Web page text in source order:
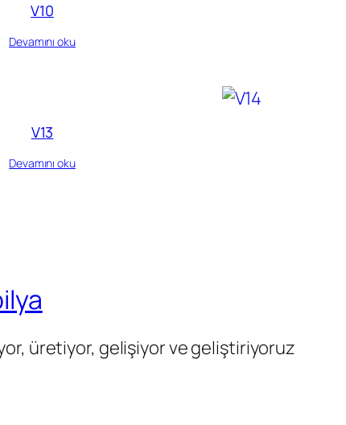
V10
Devamını oku
V13
Devamını oku
üretiyor, gelişiyor ve geliştiriyoruz